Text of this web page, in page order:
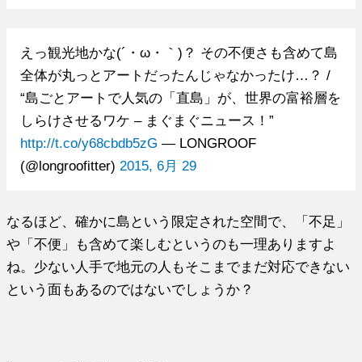
えっ観光地かな(´・ω・｀)？ その不便さも含めて島
全体が丸っとアートだったんじゃなかったけ…？ /
“島ごとアートで人気の「直島」が、世界の富裕層を
しらけさせるワケ – まぐまぐニュース！”
http://t.co/y68cbdb5zG — LONGROOF
(@longroofitter) 2015, 6月 29
なるほど、確かに島という限定された空間で、「不足」
や「不便」も含めて楽しむというのも一理ありますよ
ね。少ない人手で地元の人もそこまでまだ対応できない
という面もあるのではないでしょうか？